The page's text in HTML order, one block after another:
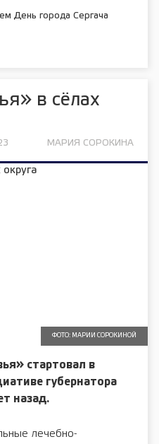
День города Сергача
в сёлах
МАРИЯ СОРОКИНА
ФОТО: МАРИИ СОРОКИНОЙ
стартовал в
губернатора
назад.
лечебно-